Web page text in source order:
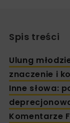
Spis treści
Ulung
znaczenie i
Inne słowa:
Komentarze